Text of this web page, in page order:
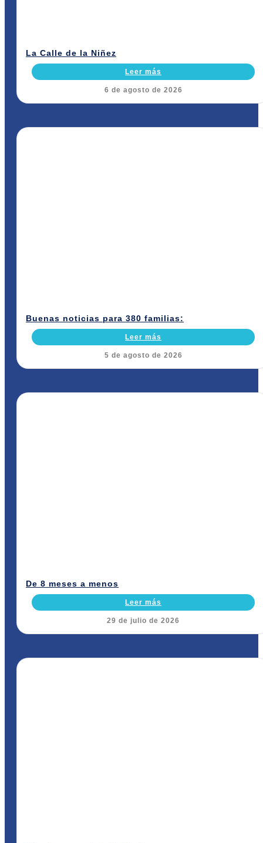
La Calle de la Niñez
Leer más
6 de agosto de 2026
Buenas noticias para 380 familias:
Leer más
5 de agosto de 2026
De 8 meses a menos
Leer más
29 de julio de 2026